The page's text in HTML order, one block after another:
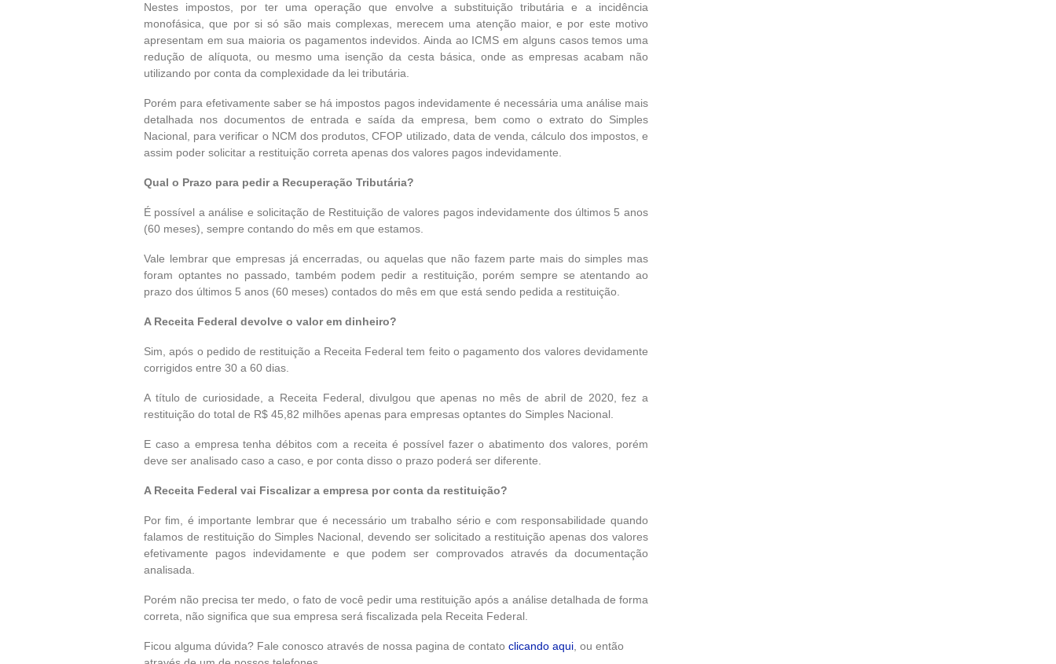
Nestes impostos, por ter uma operação que envolve a substituição tributária e a incidência
monofásica, que por si só são mais complexas, merecem uma atenção maior, e por este motivo
apresentam em sua maioria os pagamentos indevidos. Ainda ao ICMS em alguns casos temos uma
redução de alíquota, ou mesmo uma isenção da cesta básica, onde as empresas acabam não
utilizando por conta da complexidade da lei tributária.
Porém para efetivamente saber se há impostos pagos indevidamente é necessária uma análise mais
detalhada nos documentos de entrada e saída da empresa, bem como o extrato do Simples
Nacional, para verificar o NCM dos produtos, CFOP utilizado, data de venda, cálculo dos impostos, e
assim poder solicitar a restituição correta apenas dos valores pagos indevidamente.
Qual o Prazo para pedir a Recuperação Tributária?
É possível a análise e solicitação de Restituição de valores pagos indevidamente dos últimos 5 anos
(60 meses), sempre contando do mês em que estamos.
Vale lembrar que empresas já encerradas, ou aquelas que não fazem parte mais do simples mas
foram optantes no passado, também podem pedir a restituição, porém sempre se atentando ao
prazo dos últimos 5 anos (60 meses) contados do mês em que está sendo pedida a restituição.
A Receita Federal devolve o valor em dinheiro?
Sim, após o pedido de restituição a Receita Federal tem feito o pagamento dos valores devidamente
corrigidos entre 30 a 60 dias.
A título de curiosidade, a Receita Federal, divulgou que apenas no mês de abril de 2020, fez a
restituição do total de R$ 45,82 milhões apenas para empresas optantes do Simples Nacional.
E caso a empresa tenha débitos com a receita é possível fazer o abatimento dos valores, porém
deve ser analisado caso a caso, e por conta disso o prazo poderá ser diferente.
A Receita Federal vai Fiscalizar a empresa por conta da restituição?
Por fim, é importante lembrar que é necessário um trabalho sério e com responsabilidade quando
falamos de restituição do Simples Nacional, devendo ser solicitado a restituição apenas dos valores
efetivamente pagos indevidamente e que podem ser comprovados através da documentação
analisada.
Porém não precisa ter medo, o fato de você pedir uma restituição após a análise detalhada de forma
correta, não significa que sua empresa será fiscalizada pela Receita Federal.
Ficou alguma dúvida? Fale conosco através de nossa pagina de contato clicando aqui , ou então